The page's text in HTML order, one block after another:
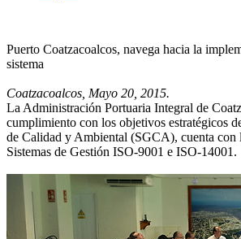
Puerto Coatzacoalcos, navega hacia la
sistema
Coatzacoalcos, Mayo 20, 2015.
La Administración Portuaria Integral de
cumplimiento con los objetivos estratégicos
de Calidad y Ambiental (SGCA), cuenta con
Sistemas de Gestión ISO-9001 e ISO-14001.